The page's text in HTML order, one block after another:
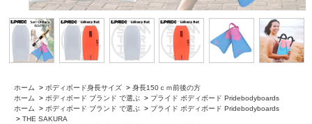
ホーム > ボディボード身長サイズ > 身長150ｃｍ前後の方
ホーム
> ボディボード ブランド で選ぶ > プライド ボディボード Pridebodyboards
ホーム
> ボディボード ブランド で選ぶ > プライド ボディボード Pridebodyboards
> THE SAKURA